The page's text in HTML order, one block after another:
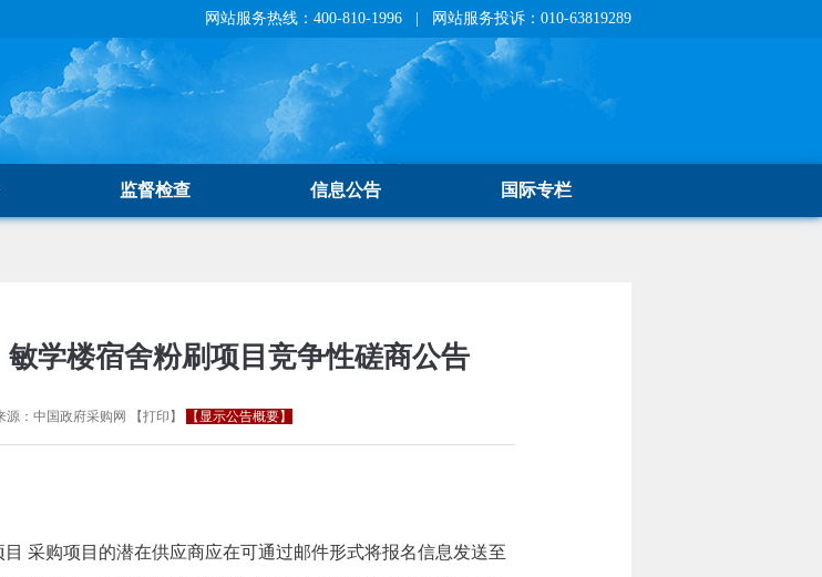
网站服务热线：400-810-1996 | 网站服务投诉：010-63819289
监督检查 信息公告 国际专栏
学楼宿舍粉刷项目竞争性磋商公告
源： 中国政府采购网 【打印 】 【显示公告概要】
采购项目的潜在供应商应在可通过邮件形式将报名信息发送至